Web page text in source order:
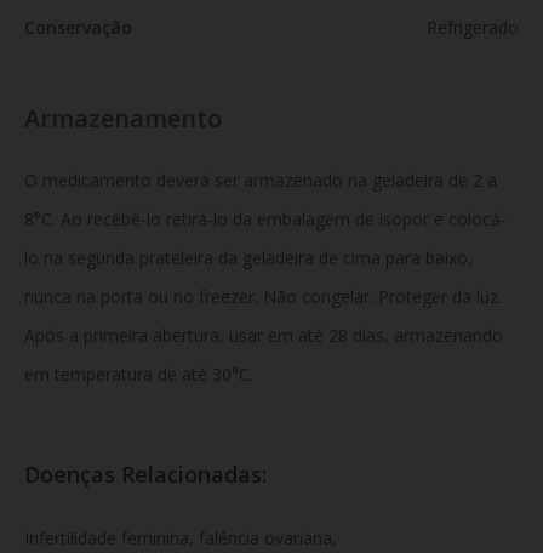
Conservação Refrigerado
Armazenamento
O medicamento deverá ser armazenado na geladeira de 2 a
8°C. Ao recebê-lo retirá-lo da embalagem de isopor e colocá-
lo na segunda prateleira da geladeira de cima para baixo,
nunca na porta ou no freezer. Não congelar. Proteger da luz.
Após a primeira abertura, usar em até 28 dias, armazenando
em temperatura de até 30°C.
Doenças Relacionadas:
Infertilidade feminina, falência ovariana,